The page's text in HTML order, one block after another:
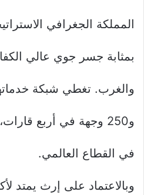
المملكة الجغرافي
بمثابة جسر جوي عالي
و250 وجهة في أربع
في القطاع العالمي.
وبالاعتماد على إرث يمتد